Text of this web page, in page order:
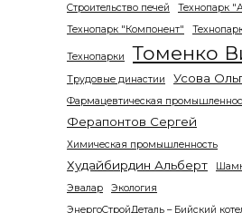
Строительство печей
Технопарк
Технопарк "Компонент"
Технопарки Томенко
Трудовые династии Усова
Фармацевтическая
Ферапонтов Сергей
Химическая промышленность
Худайбирдин Альберт
Эвалар
Экология
ЭнергоСтройДеталь – Бийский